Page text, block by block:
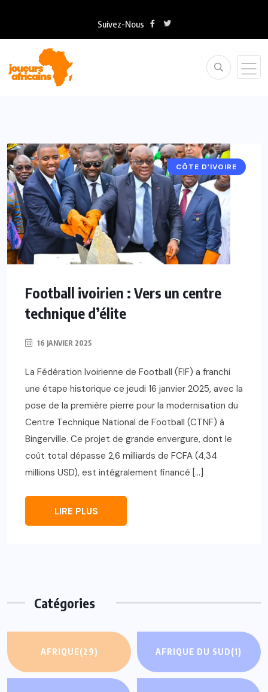
Suivez-Nous
CÔTE D’IVOIRE
Football ivoirien : Vers un centre
technique d’élite
16 JANVIER 2025
La Fédération Ivoirienne de Football (FIF) a franchi
une étape historique ce jeudi 16 janvier 2025, avec la
pose de la première pierre pour la modernisation du
Centre Technique National de Football (CTNF) à
Bingerville. Ce projet de grande envergure, dont le
coût total dépasse 2,6 milliards de FCFA (4,34
millions USD), est intégralement financé […]
LIRE PLUS
Catégories
AFRIQUE(29) AFRIQUE DU SUD(1)